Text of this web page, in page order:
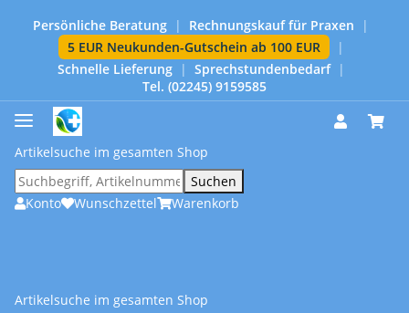
Persönliche Beratung | Rechnungskauf für Praxen
|
5 EUR Neukunden-Gutschein ab 100 EUR
|
Schnelle Lieferung
| Sprechstundenbedarf
|
Tel. (02245) 9159585
Artikelsuche im gesamten Shop
Suchen
Konto
Wunschzettel Warenkorb
Artikelsuche im gesamten Shop